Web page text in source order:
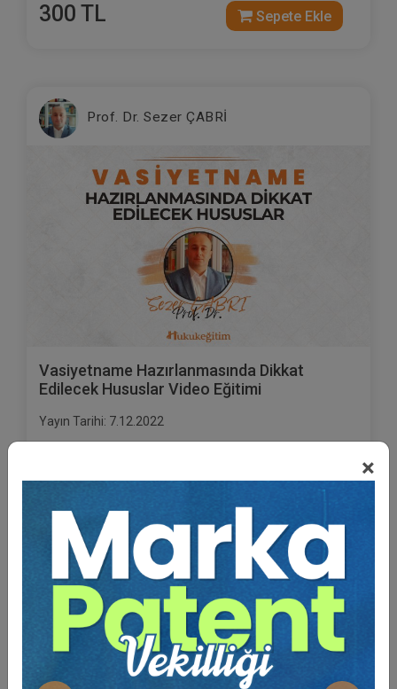
×
300 TL Sepete Ekle
Prof. Dr. Sezer ÇABRİ
Vasiyetname Hazırlanmasında Dikkat
Edilecek Hususlar Video Eğitimi
Yayın Tarihi: 7.12.2022
Prof. Dr. Sezer ÇABRİ